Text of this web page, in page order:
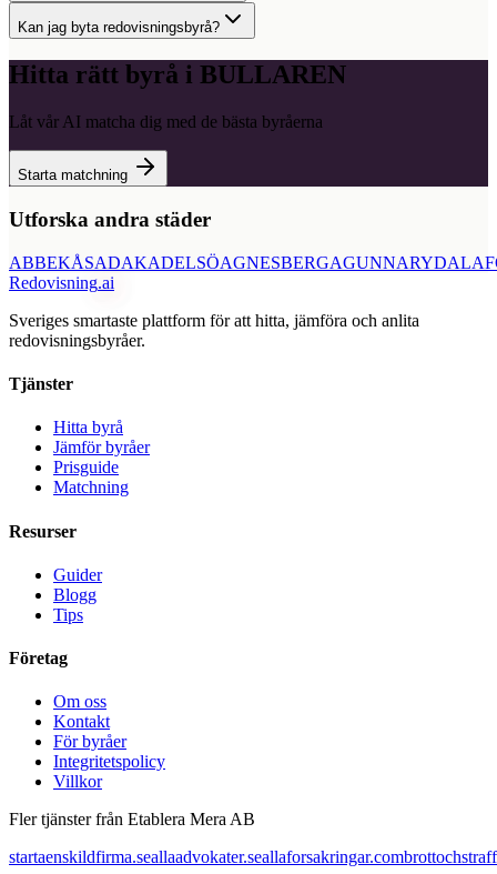
Kan jag byta redovisningsbyrå?
Hitta rätt byrå i BULLAREN
Låt vår AI matcha dig med de bästa byråerna
Starta matchning
Utforska andra städer
ABBEKÅSADAKADELSÖAGNESBERGAGUNNARYD
Redovisning.ai
Sveriges smartaste plattform för att hitta, jämföra och anlita
redovisningsbyråer.
Tjänster
Hitta byrå
Jämför byråer
Prisguide
Matchning
Resurser
Guider
Blogg
Tips
Företag
Om oss
Kontakt
För byråer
Integritetspolicy
Villkor
Fler tjänster från Etablera Mera AB
startaenskildfirma.seallaadvokater.seallaforsakringar.com